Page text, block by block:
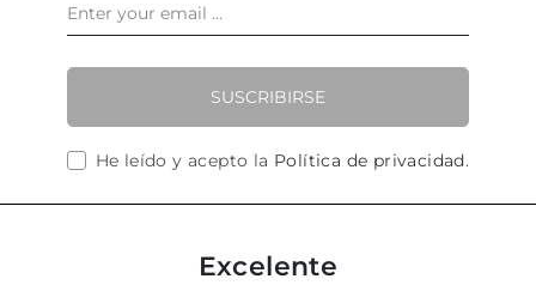
SUSCRIBIRSE
He leído y acepto la Política de privacidad.
Excelente